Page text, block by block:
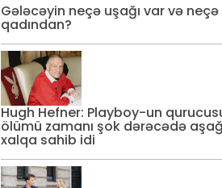
Gələcəyin neçə uşağı var və
qadından?
Hugh Hefner: Playboy-un
ölümü zamanı şok dərəcədə
xalqa sahib idi